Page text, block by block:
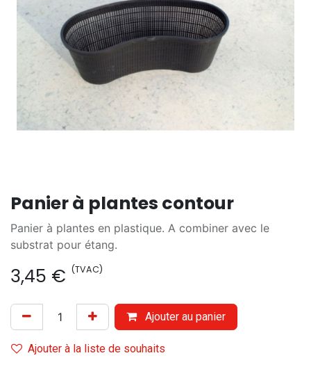
Panier à plantes contour
Panier à plantes en plastique. A combiner avec le
substrat pour étang.
3,45 € (TVAC)
Ajouter au panier
Ajouter à la liste de souhaits